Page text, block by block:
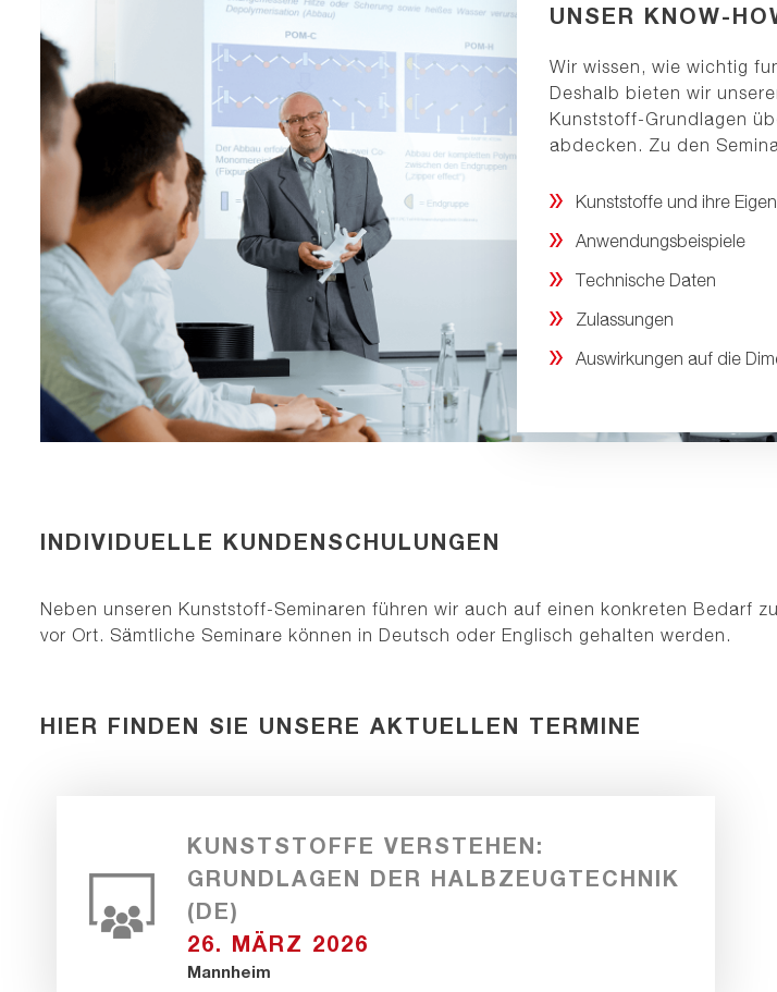
UNSER KNOW-
Wir wissen, wie wichtig
Deshalb bieten wir
Kunststoff-Grundlagen
abdecken. Zu den
Kunststoffe und ihre
Anwendungsbeispiele
Technische Daten
Zulassungen
Auswirkungen auf die
INDIVIDUELLE KUNDENSCHULUNGEN
Neben unseren Kunststoff-Seminaren führen wir auch auf einen konkreten Bedarf
vor Ort. Sämtliche Seminare können in Deutsch oder Englisch gehalten werden.
HIER FINDEN SIE UNSERE AKTUELLEN TERMINE
KUNSTSTOFFE VERSTEHEN:
GRUNDLAGEN DER HALBZEUGTECHNIK
(DE)
26. MÄRZ 2026
Mannheim